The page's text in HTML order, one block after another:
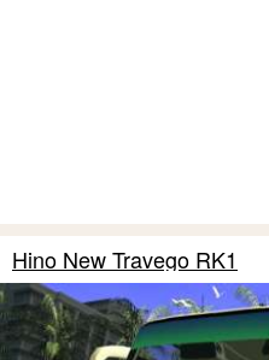
Hino New Travego RK1